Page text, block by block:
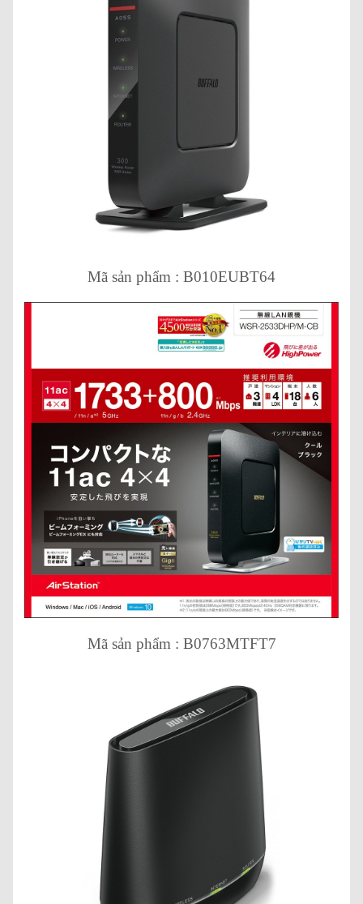
Mã sản phẩm : B010EUBT64
Mã sản phẩm : B0763MTFT7